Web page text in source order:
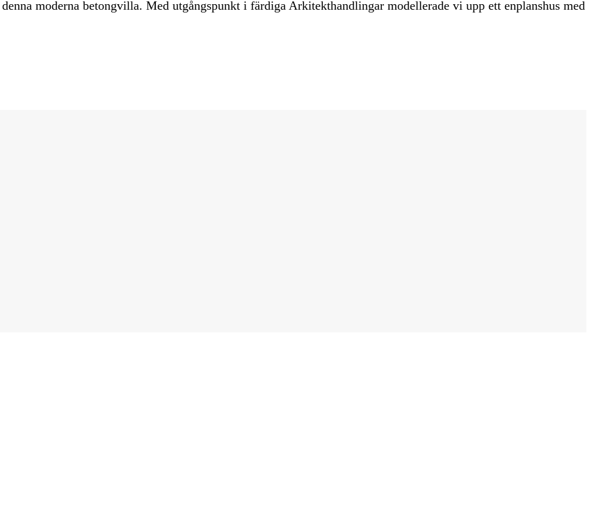
moderna betongvilla. Med utgångspunkt i färdiga Arkitekthandlingar modellerade vi upp ett enplanshus med